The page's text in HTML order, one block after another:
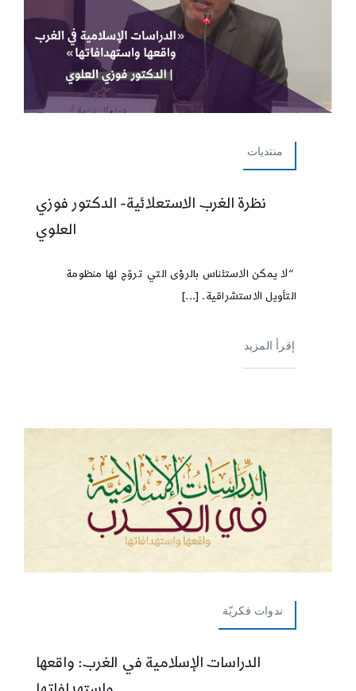
منتديات
نظرة الغرب الاستعلائية- الدكتور فوزي
العلوي
“لا يمكن الاستئناس بالرؤى التي تروّج لها منظومة
التأويل الاستشراقية. [...]
إقرأ المزيد
ندوات فكريّة
الدراسات الإسلامية في الغرب: واقعها